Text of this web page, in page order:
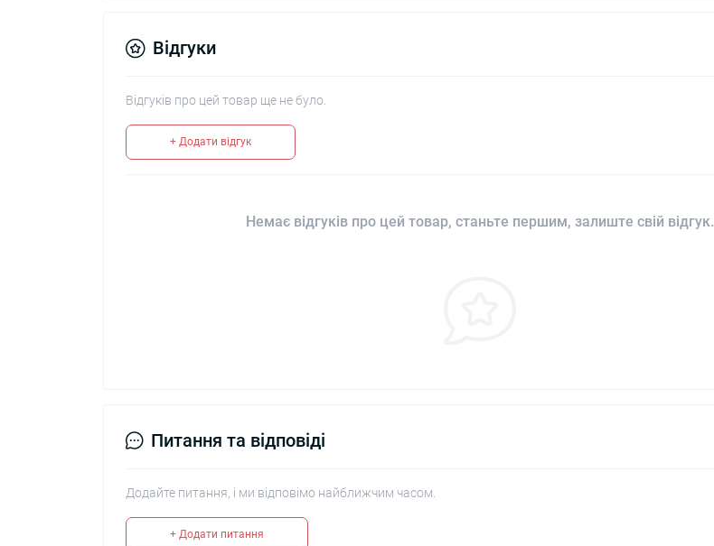
Відгуки
Відгуків про цей товар ще не було.
+ Додати відгук
Немає відгуків про цей товар, станьте першим, залиште свій відгук.
Питання та відповіді
Додайте питання, і ми відповімо найближчим часом.
+ Додати питання